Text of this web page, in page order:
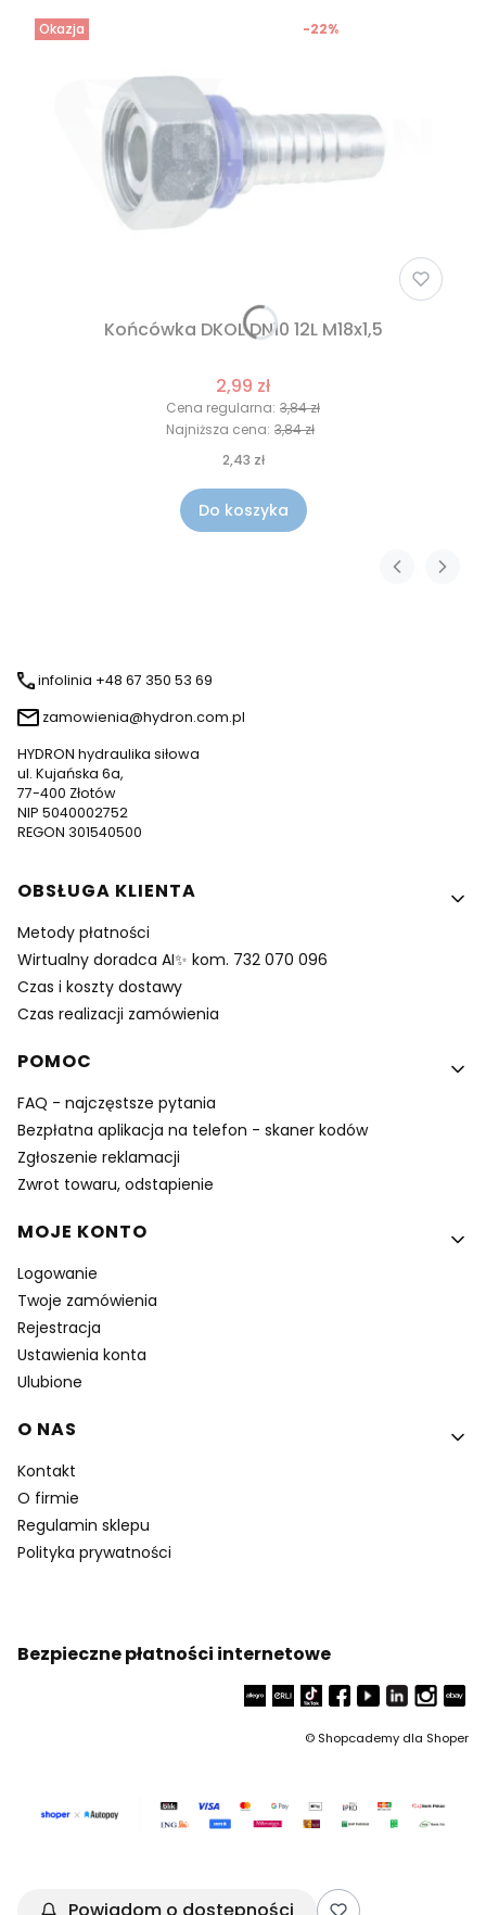
Okazja
Końcówka DKOL DN10 12L M18x1,5
2,99 zł
Cena regularna: 3,84 zł
-22%
Najniższa cena: 3,84 zł
2,43 zł
Do koszyka
infolinia +48 67 350 53 69
zamowienia@hydron.com.pl
HYDRON hydraulika siłowa
ul. Kujańska 6a,
77-400 Złotów
NIP 5040002752
REGON 301540500
Linki w stopce
OBSŁUGA KLIENTA
Metody płatności
Wirtualny doradca AI✨ kom. 732 070 096
Czas i koszty dostawy
Czas realizacji zamówienia
POMOC
FAQ - najczęstsze pytania
Bezpłatna aplikacja na telefon - skaner kodów
Zgłoszenie reklamacji
Zwrot towaru, odstapienie
MOJE KONTO
Logowanie
Twoje zamówienia
Rejestracja
Ustawienia konta
Ulubione
O NAS
Kontakt
O firmie
Regulamin sklepu
Polityka prywatności
Bezpieczne płatności internetowe
© Shopcademy dla Shoper